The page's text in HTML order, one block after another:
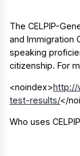
The CELPIP-
and Immigration
speaking
citizenship. For
<noindex>http://
test-results/</
Who uses